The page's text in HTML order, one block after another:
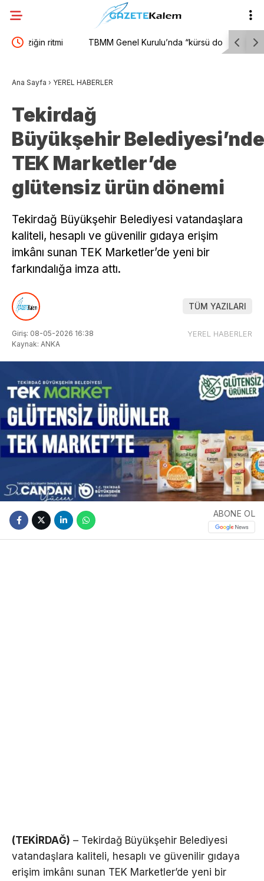
TBMM Genel Kurulu’nda “kürsü dokunulmazlığı”
Ana Sayfa › YEREL HABERLER
Tekirdağ
Büyükşehir
TEK Marketler’de
glütensiz ürün dönemi
Tekirdağ Büyükşehir Belediyesi vatandaşlara
kaliteli, hesaplı ve güvenilir gıdaya erişim
imkânı sunan TEK Marketler’de yeni bir
farkındalığa imza attı.
TÜM YAZILARI
Giriş: 08-05-2026 16:38
Kaynak: ANKA
YEREL HABERLER
ABONE OL
(TEKİRDAĞ) – Tekirdağ Büyükşehir Belediyesi
vatandaşlara kaliteli, hesaplı ve güvenilir gıdaya
erişim imkânı sunan TEK Marketler’de yeni bir